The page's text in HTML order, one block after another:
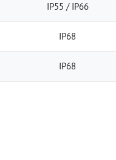
IP55 / IP66
IP68
IP68